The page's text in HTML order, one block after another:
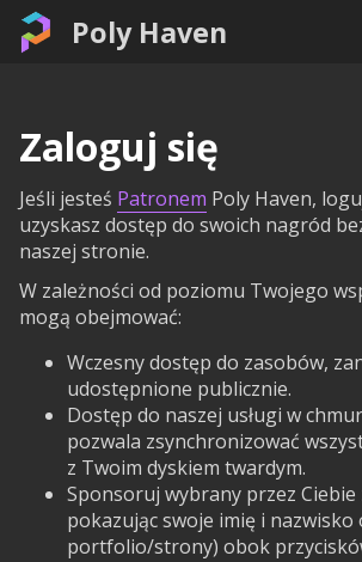
Poly Haven
Zaloguj się
Jeśli jesteś Patronem Poly Haven,
uzyskasz dostęp do swoich nagród
naszej stronie.
W zależności od poziomu Twojego
mogą obejmować:
Wczesny dostęp do zasobów,
udostępnione publicznie.
Dostęp do naszej usługi w
pozwala zsynchronizować
z Twoim dyskiem twardym.
Sponsoruj wybrany przez Ciebie
pokazując swoje imię i nazwisko
portfolio/strony) obok